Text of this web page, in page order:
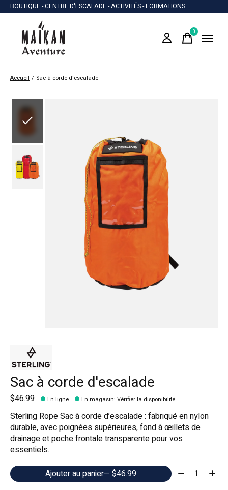
BOUTIQUE - CENTRE D'ESCALADE - ACTIVITÉS - FORMATIONS
0items
Accueil / Sac à corde d'escalade
Sac à corde d'escalade
$46.99 En ligne En magasin:Vérifier la disponibilité
Sterling Rope Sac à corde d’escalade : fabriqué en nylon
durable, avec poignées supérieures, fond à œillets de
drainage et poche frontale transparente pour vos
essentiels.
Ajouter au panier
— $46.99 Quantité: